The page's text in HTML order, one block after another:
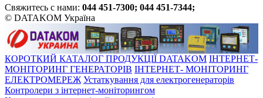
Свяжитесь с нами: 044 451-7300; 044 451-7344;
© DATAKOM Україна
КОРОТКИЙ КАТАЛОГ ПРОДУКЦІЇ DATAKOM ІНТЕРНЕТ-
МОНІТОРИНГ ГЕНЕРАТОРІВ ІНТЕРНЕТ- МОНІТОРИНГ
ЕЛЕКТРОМЕРЕЖ Устаткування для електрогенераторів
Контролери з інтернет-моніторингом